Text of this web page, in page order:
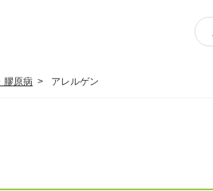
膠原病 アレルゲン